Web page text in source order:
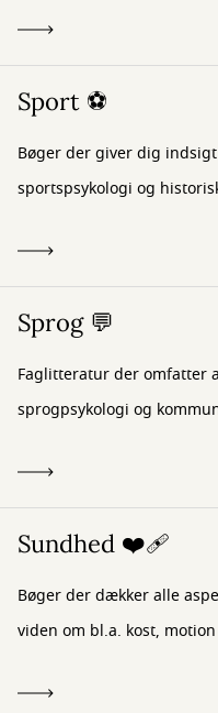
Sport ⚽
Bøger der giver dig
sportspsykologi og
Sprog 💬
Faglitteratur der omfatter
sprogpsykologi og
Sundhed ❤️‍🩹
Bøger der dækker alle
viden om bl.a. kost,